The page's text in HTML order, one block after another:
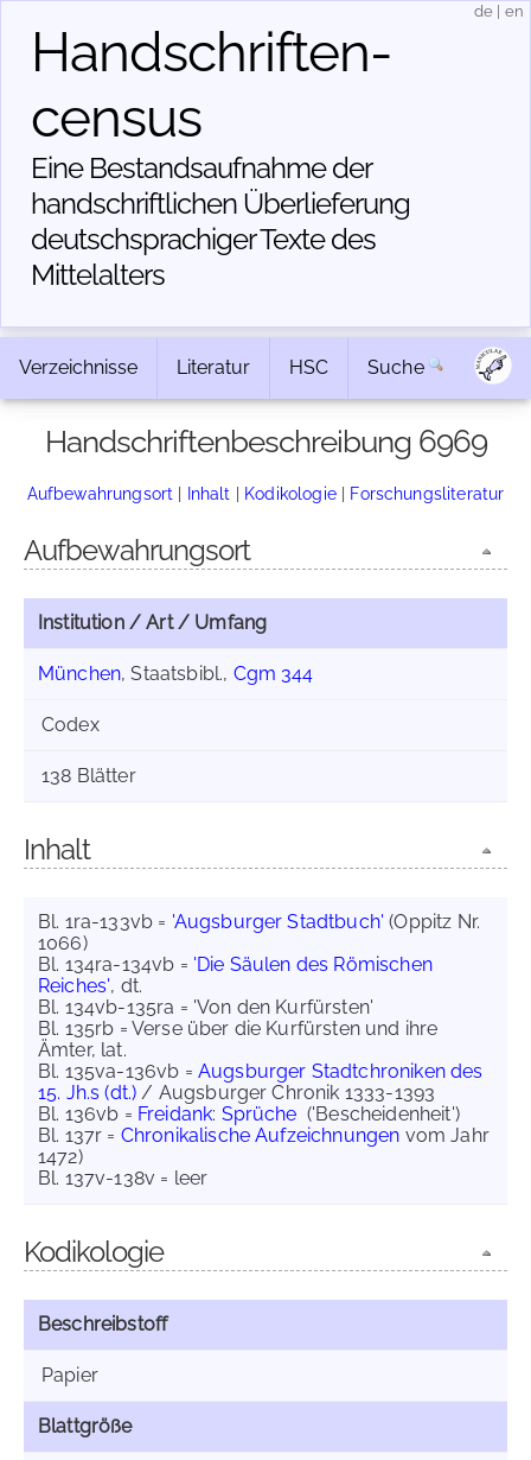
Handschriften­
census
Eine Bestandsaufnahme der
handschriftlichen Über­lieferung
deutschsprachiger Texte des
Mittelalters
de en
Verzeichnisse Literatur HSC Suche
Handschriftenbeschreibung 6969
Aufbewahrungsort | Inhalt | Kodikologie| Forschungsliteratur
Aufbewahrungsort
Institution / Art / Umfang
München, Staatsbibl., Cgm 344
Codex
138 Blätter
Inhalt
Bl. 1ra-133vb = 'Augsburger Stadtbuch' (Oppitz Nr.
1066)
Bl. 134ra-134vb = 'Die Säulen des Römischen
Reiches', dt.
Bl. 134vb-135ra = 'Von den Kurfürsten'
Bl. 135rb = Verse über die Kurfürsten und ihre
Ämter, lat.
Bl. 135va-136vb = Augsburger Stadtchroniken des
15. Jh.s (dt.) / Augsburger Chronik 1333-1393
Bl. 136vb = Freidank: Sprüche ('Bescheidenheit')
Bl. 137r = Chronikalische Aufzeichnungen vom Jahr
1472)
Bl. 137v-138v = leer
Kodikologie
Beschreibstoff
Papier
Blattgröße